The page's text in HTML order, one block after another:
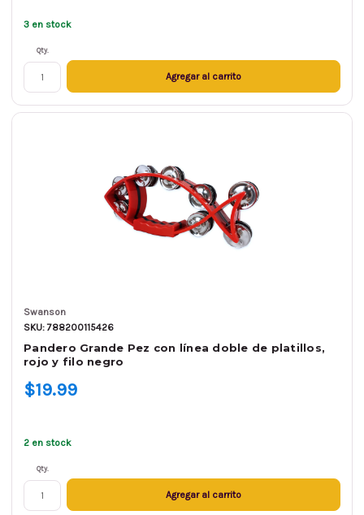
3 en stock
Qty.
Agregar al carrito
Swanson
SKU: 788200115426
Pandero Grande Pez con línea doble de platillos,
rojo y filo negro
$19.99
2 en stock
Qty.
Agregar al carrito